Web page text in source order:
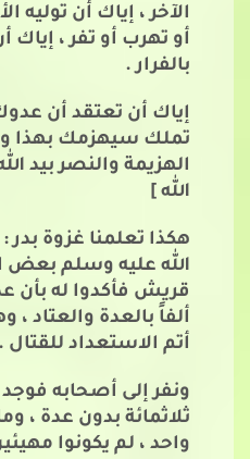
الآخر ، إياك أن توليه
أو تهرب أو تفر ،
بالفرار .
إياك أن تعتقد أن
تملك سيهزمك بهذا
الهزيمة والنصر بيد
الله ]
هكذا تعلمنا غزوة
الله عليه وسلم بعض
قريش فأكدوا له بأن
ألفاً بالعدة والعتاد
أتم الاستعداد للقتال .
ونفر إلى أصحابه فوجد
ثلاثمائة بدون عدة ،
واحد ، لم يكونوا